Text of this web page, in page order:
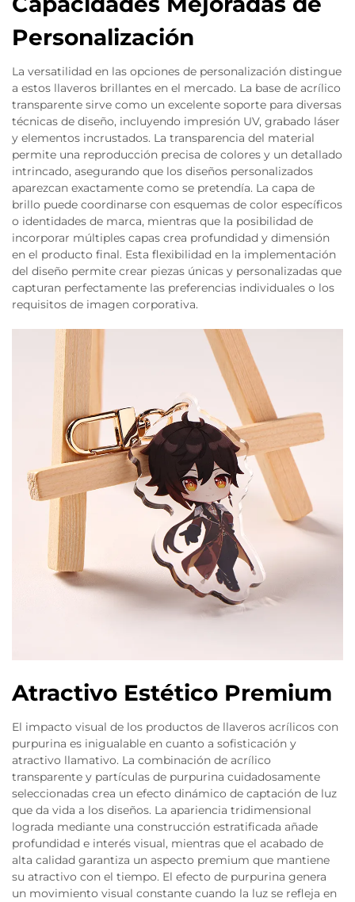
Personalización
La versatilidad en las opciones de personalización distingue
a estos llaveros brillantes en el mercado. La base de acrílico
transparente sirve como un excelente soporte para diversas
técnicas de diseño, incluyendo impresión UV, grabado láser
y elementos incrustados. La transparencia del material
permite una reproducción precisa de colores y un detallado
intrincado, asegurando que los diseños personalizados
aparezcan exactamente como se pretendía. La capa de
brillo puede coordinarse con esquemas de color específicos
o identidades de marca, mientras que la posibilidad de
incorporar múltiples capas crea profundidad y dimensión
en el producto final. Esta flexibilidad en la implementación
del diseño permite crear piezas únicas y personalizadas que
capturan perfectamente las preferencias individuales o los
requisitos de imagen corporativa.
Atractivo Estético Premium
El impacto visual de los productos de llaveros acrílicos con
purpurina es inigualable en cuanto a sofisticación y
atractivo llamativo. La combinación de acrílico
transparente y partículas de purpurina cuidadosamente
seleccionadas crea un efecto dinámico de captación de luz
que da vida a los diseños. La apariencia tridimensional
lograda mediante una construcción estratificada añade
profundidad e interés visual, mientras que el acabado de
alta calidad garantiza un aspecto premium que mantiene
su atractivo con el tiempo. El efecto de purpurina genera
un movimiento visual constante cuando la luz se refleja en